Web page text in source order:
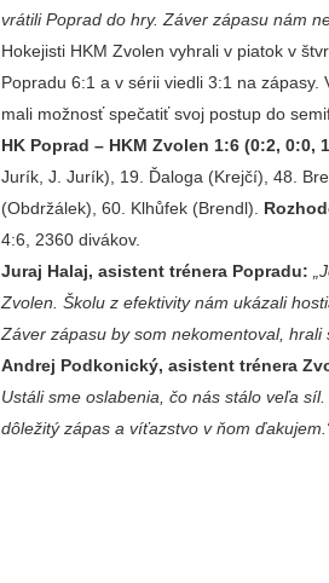
vrátili Poprad do hry. Záver zápasu nám
Hokejisti HKM Zvolen vyhrali v piatok v
Popradu 6:1 a v sérii viedli 3:1 na
mali možnosť spečatiť svoj postup do
HK Poprad – HKM Zvolen 1:6 (0:2, 0:0,
Jurík, J. Jurík), 19. Ďaloga (Krejčí), 48.
(Obdržálek), 60. Klhůfek (Brendl).
4:6, 2360 divákov.
Juraj Halaj, asistent trénera Popradu:
Zvolen. Školu z efektivity nám ukázali
Záver zápasu by som nekomentoval, hrali
Andrej Podkonický, asistent trénera
Ustáli sme oslabenia, čo nás stálo veľa
dôležitý zápas a víťazstvo v ňom